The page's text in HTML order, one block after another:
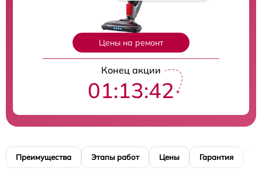
Цены на ремонт
Конец акции
01:13:41
Преимущества Этапы работ Цены Гарантия